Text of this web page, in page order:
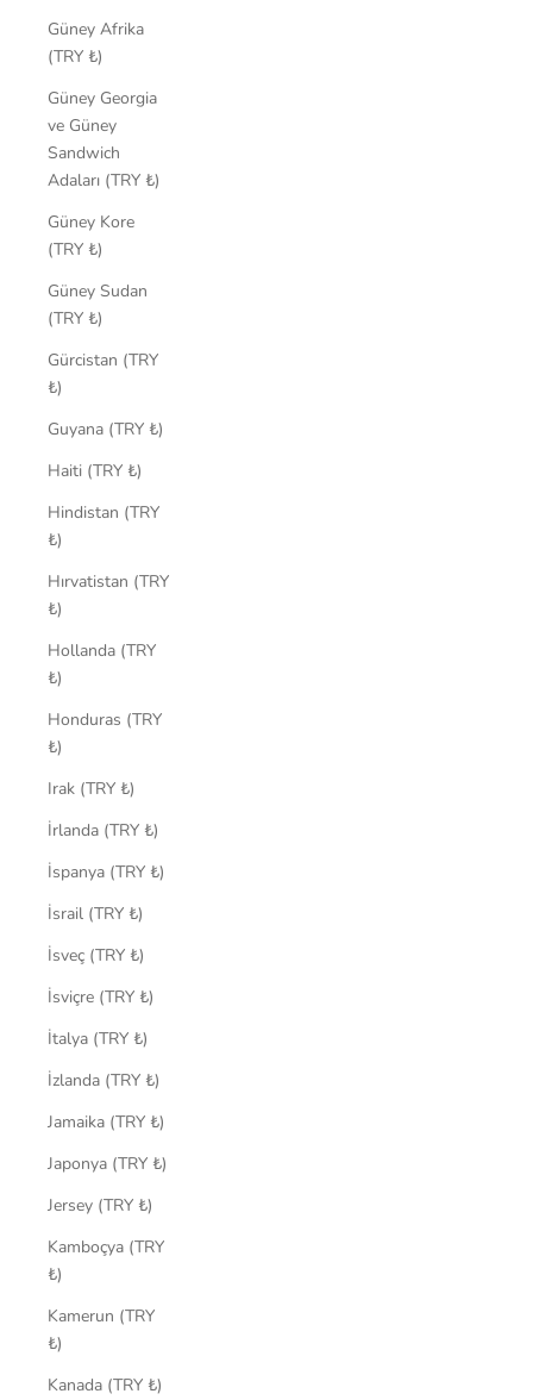
Güney Afrika
(TRY ₺)
Güney Georgia
ve Güney
Sandwich
Adaları (TRY ₺)
Güney Kore
(TRY ₺)
Güney Sudan
(TRY ₺)
Gürcistan (TRY
₺)
Guyana (TRY ₺)
Haiti (TRY ₺)
Hindistan (TRY
₺)
Hırvatistan (TRY
₺)
Hollanda (TRY
₺)
Honduras (TRY
₺)
Irak (TRY ₺)
İrlanda (TRY ₺)
İspanya (TRY ₺)
İsrail (TRY ₺)
İsveç (TRY ₺)
İsviçre (TRY ₺)
İtalya (TRY ₺)
İzlanda (TRY ₺)
Jamaika (TRY ₺)
Japonya (TRY ₺)
Jersey (TRY ₺)
Kamboçya (TRY
₺)
Kamerun (TRY
₺)
Kanada (TRY ₺)